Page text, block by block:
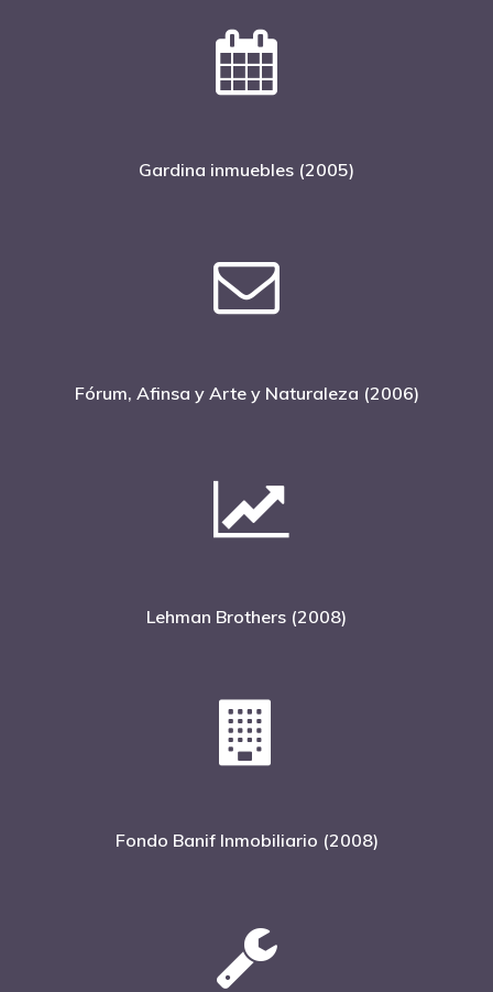
Gardina inmuebles (2005)
Fórum, Afinsa y Arte y Naturaleza (2006)
Lehman Brothers (2008)
Fondo Banif Inmobiliario (2008)
Sentencias
¿Quiénes